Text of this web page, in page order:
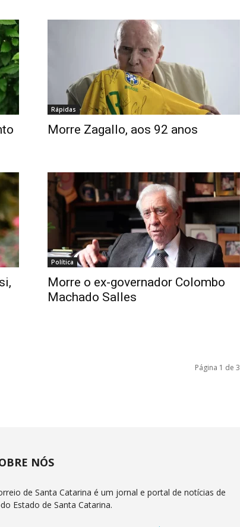
Rápidas
Morre Zagallo, aos 92 anos
Política
Morre o ex-governador Colombo
Machado Salles
Página 1 de 3
NÓS
de Santa Catarina é um jornal e portal de notícias de
Estado de Santa Catarina.